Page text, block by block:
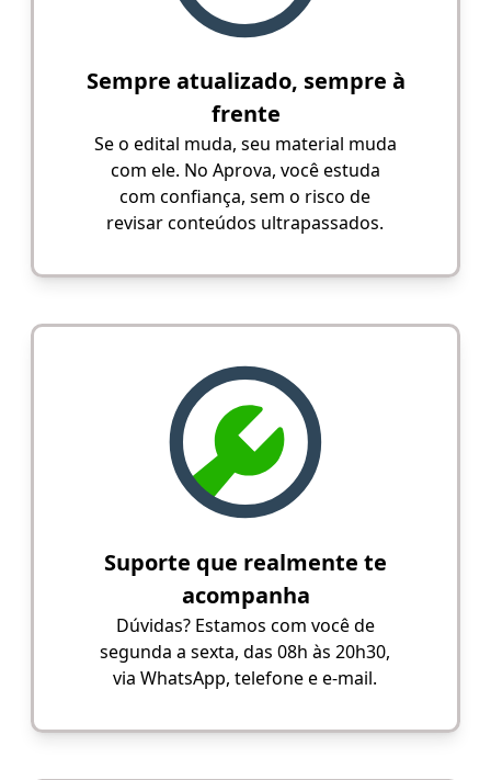
Sempre atualizado, sempre à
frente
Se o edital muda, seu material muda
com ele. No Aprova, você estuda
com confiança, sem o risco de
revisar conteúdos ultrapassados.
Suporte que realmente te
acompanha
Dúvidas? Estamos com você de
segunda a sexta, das 08h às 20h30,
via WhatsApp, telefone e e-mail.